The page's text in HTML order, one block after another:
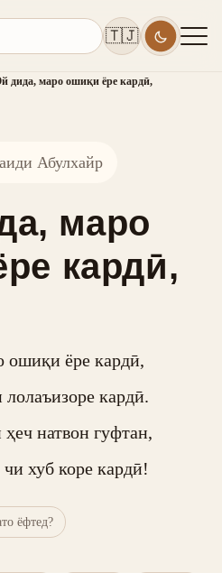
🇹🇯
дида, маро ошиқи ёре кардӣ,
Абулхайр
маро
кардӣ,
ошиқи ёре кардӣ,
кардӣ.
натвон гуфтан,
хуб коре кардӣ!
ёфтед?